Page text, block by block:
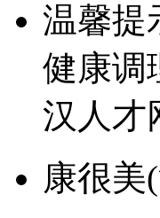
温馨提
健康调
汉人才
康很美